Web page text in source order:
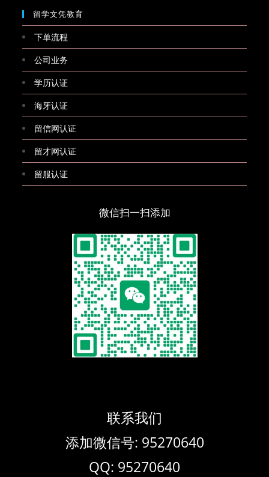
留学文凭教育
下单流程
公司业务
学历认证
海牙认证
留信网认证
留才网认证
留服认证
微信扫一扫添加
联系我们
添加微信号: 95270640
QQ: 95270640